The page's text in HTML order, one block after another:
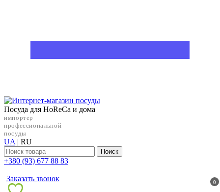
Посуда для HoReCa и дома
импортер
профессиональной
посуды
UA | RU
Поиск
+38‎0 (93) 677 88 83
Заказать звонок 0